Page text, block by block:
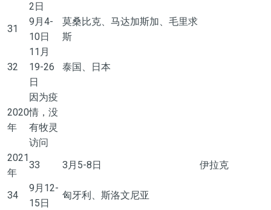
2日
31
9月4-
10日
莫桑比克、马达加斯加、毛里求
斯
32
11月
19-26
日
泰国、日本
2020
年
因为疫
情，没
有牧灵
访问
2021
年
33 3月5-8日 伊拉克
34
9月12-
15日
匈牙利、斯洛文尼亚